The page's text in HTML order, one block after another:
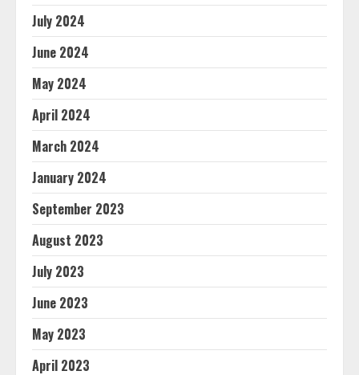
July 2024
June 2024
May 2024
April 2024
March 2024
January 2024
September 2023
August 2023
July 2023
June 2023
May 2023
April 2023